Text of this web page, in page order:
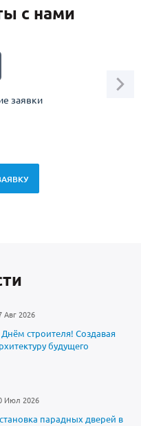
с нами
заявки
Авг 2026
строителя! Создавая
будущего
Июл 2026
парадных дверей в